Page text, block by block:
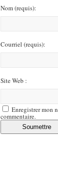
Nom(requis):
Courriel (requis):
Site Web :
Enregistrer mon
commentaire.